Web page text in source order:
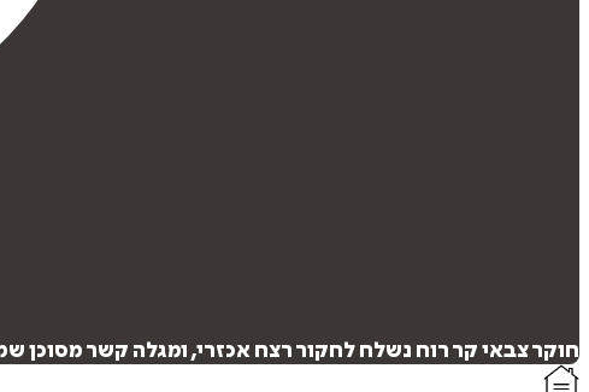
חוקר צבאי קר רוח נשלח לחקור רצח אכזרי, ומגלה קשר